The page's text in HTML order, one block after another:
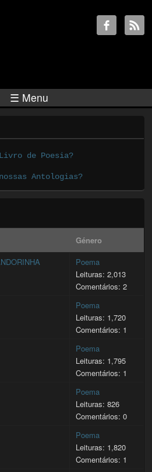
☰ Menu
de Poesia?
Antologias?
Género
Poema
Leituras: 2,013
Comentários: 2
Poema
Leituras: 1,720
Comentários: 1
Poema
Leituras: 1,795
Comentários: 1
Poema
Leituras: 826
Comentários: 0
Poema
Leituras: 1,820
Comentários: 1